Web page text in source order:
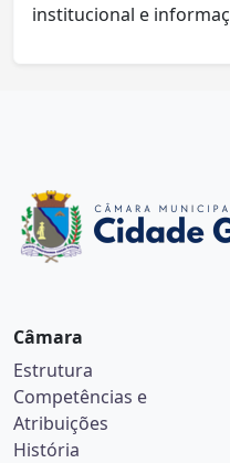
institucional e
Câmara
Estrutura
Competências e
Atribuições
História